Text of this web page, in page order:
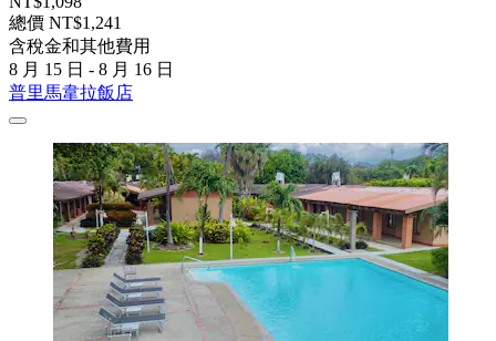
總價 NT$1,241
含稅金和其他費用
8 月 15 日 - 8 月 16 日
普里馬韋拉飯店